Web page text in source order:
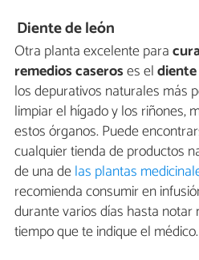
Diente de león
Otra planta excelente para
remedios caseroses el
los depurativos naturales más
limpiar el hígado y los riñones,
estos órganos. Puede
cualquier tienda de productos
de una delas plantas
recomienda consumir en
durante varios días hasta
tiempo que te indique el médico.